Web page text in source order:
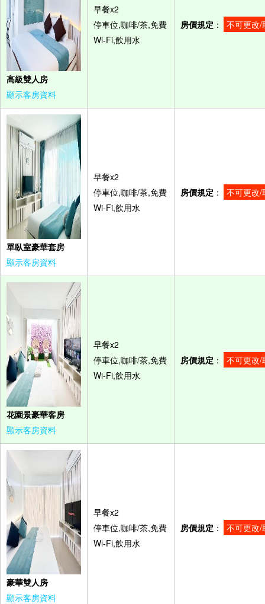
高級雙人房
顯示客房資料
早餐x2
停車位,咖啡/茶,免費
Wi-Fi,飲用水
房價規定 ： 不可更改/
單臥室豪華套房
顯示客房資料
早餐x2
停車位,咖啡/茶,免費
Wi-Fi,飲用水
房價規定 ： 不可更改/
花園景豪華客房
顯示客房資料
早餐x2
停車位,咖啡/茶,免費
Wi-Fi,飲用水
房價規定 ： 不可更改/
豪華雙人房
顯示客房資料
早餐x2
停車位,咖啡/茶,免費
Wi-Fi,飲用水
房價規定 ： 不可更改/